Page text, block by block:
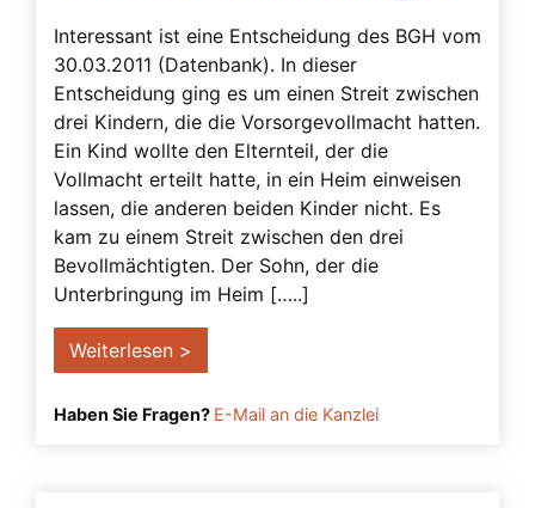
Interessant ist eine Entscheidung des BGH vom
30.03.2011 (Datenbank). In dieser
Entscheidung ging es um einen Streit zwischen
drei Kindern, die die Vorsorgevollmacht hatten.
Ein Kind wollte den Elternteil, der die
Vollmacht erteilt hatte, in ein Heim einweisen
lassen, die anderen beiden Kinder nicht. Es
kam zu einem Streit zwischen den drei
Bevollmächtigten. Der Sohn, der die
Unterbringung im Heim […..]
Weiterlesen >
Haben Sie Fragen? E-Mail an die Kanzlei
Beteiligte
Betreuerbestellung
Betreuervergütung
Betreuung
Betreuung in Österreich
Betreuung trotz Vollmacht
Betreuungsbedarf
Betreuungsverfügung